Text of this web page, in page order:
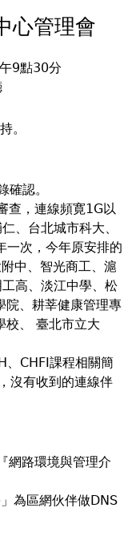
心管理會
9點30分
。
認。
查，連線頻寛1G以
、台北城市科大、
一次，今年原安排的
中、智光商工、滬
高、淡江中學、松
院、耕莘健康管理專
校、 臺北市立大
、CHFI課程相關簡
沒有收到的連線伴
網路環境與管理介
為區網伙伴做DNS